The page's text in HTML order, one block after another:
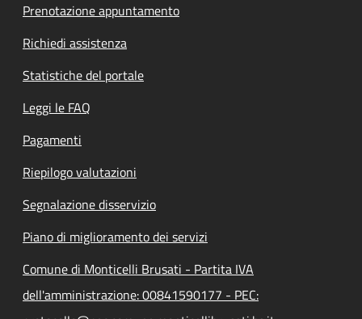
Prenotazione appuntamento
Richiedi assistenza
Statistiche del portale
Leggi le FAQ
Pagamenti
Riepilogo valutazioni
Segnalazione disservizio
Piano di miglioramento dei servizi
Comune di Monticelli Brusati - Partita IVA
dell'amministrazione: 00841590177 - PEC: